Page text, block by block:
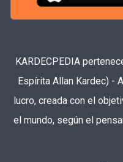
KARDECPEDIA
Espírita Allan Kardec) -
lucro, creada con el
el mundo, según el